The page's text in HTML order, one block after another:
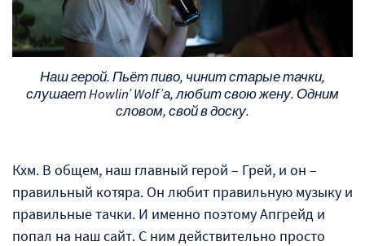
Наш герой. Пьёт пиво, чинит старые тачки,
слушает Howlin’ Wolf’а, любит свою жену. Одним
словом, свой в доску.
Кхм. В общем, наш главный герой – Грей, и он –
правильный котяра. Он любит правильную музыку и
правильные тачки. И именно поэтому Апгрейд и
попал на наш сайт. С ним действительно просто